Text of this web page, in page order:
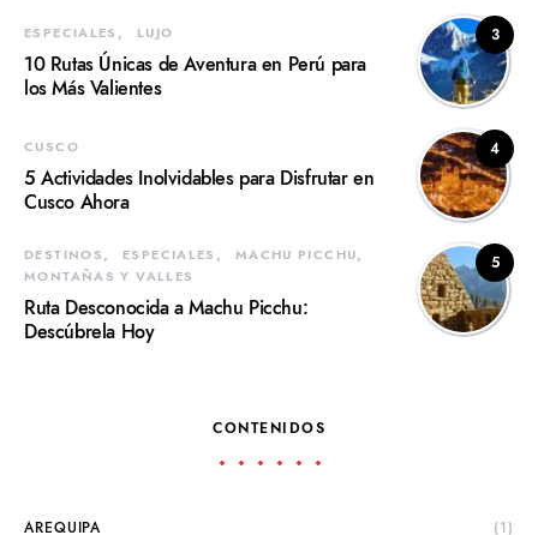
3
ESPECIALES LUJO
10 Rutas Únicas de Aventura en Perú para
los Más Valientes
4
CUSCO
5 Actividades Inolvidables para Disfrutar en
Cusco Ahora
5
DESTINOS ESPECIALES
MACHU PICCHU
MONTAÑAS Y VALLES
Ruta Desconocida a Machu Picchu:
Descúbrela Hoy
CONTENIDOS
AREQUIPA (1)